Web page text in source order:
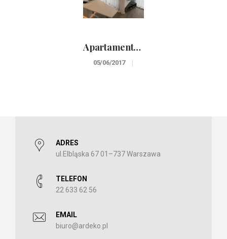
Apartamenty na Powiślu
05/06/2017
ADRES
ul.Elbląska 67 01–737 Warszawa
TELEFON
22 633 62 56
EMAIL
biuro@ardeko.pl